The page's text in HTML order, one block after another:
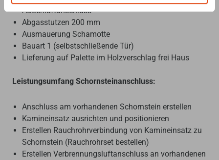
Außenluftanschluss
Abgasstutzen 200 mm
Ausmauerung Schamotte
Bauart 1 (selbstschließende Tür)
Lieferung auf Palette im Holzverschlag frei Haus
Leistungsumfang Schornsteinanschluss:
Anschluss am vorhandenen Schornstein erstellen
Kamineinsatz ausrichten und positionieren
Erstellen Rauchrohrverbindung von Kamineinsatz zu
Schornstein (Rauchrohrset bestellen)
Erstellen Verbrennungsluftanschluss an vorhandenen